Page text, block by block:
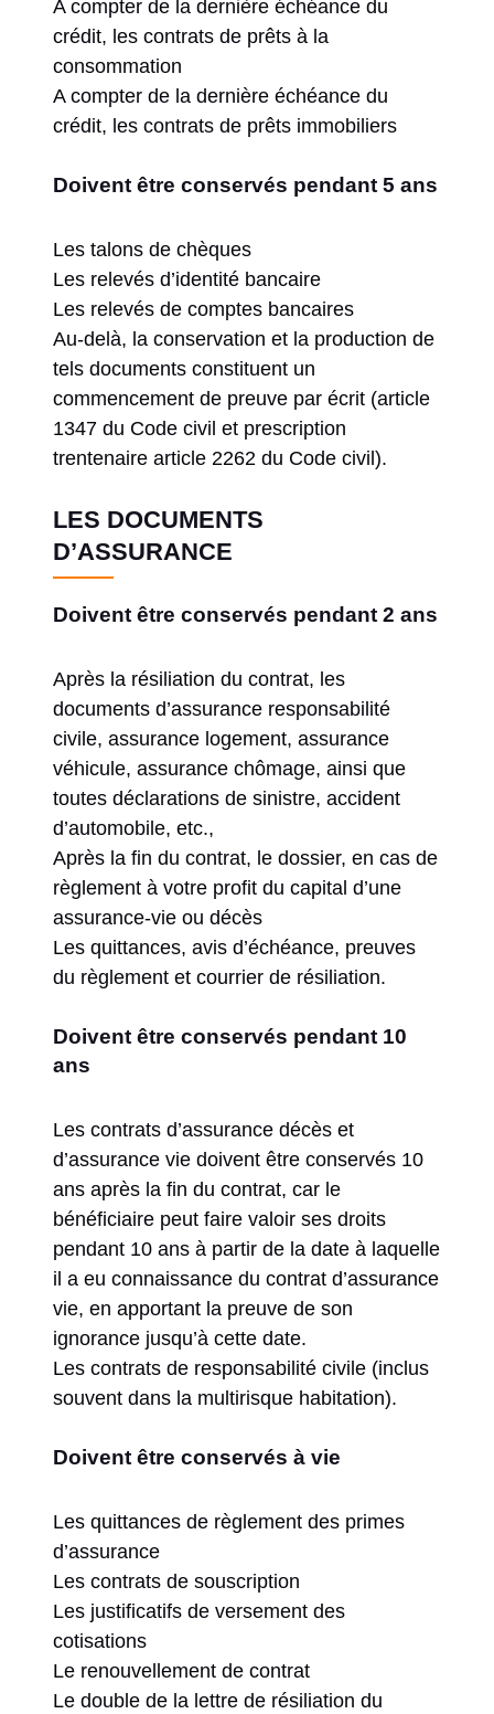
A compter de la dernière échéance du
crédit, les contrats de prêts à la
consommation
A compter de la dernière échéance du
crédit, les contrats de prêts immobiliers
Doivent être conservés pendant 5 ans
Les talons de chèques
Les relevés d’identité bancaire
Les relevés de comptes bancaires
Au-delà, la conservation et la production de
tels documents constituent un
commencement de preuve par écrit (article
1347 du Code civil et prescription
trentenaire article 2262 du Code civil).
LES DOCUMENTS
D’ASSURANCE
Doivent être conservés pendant 2 ans
Après la résiliation du contrat, les
documents d’assurance responsabilité
civile, assurance logement, assurance
véhicule, assurance chômage, ainsi que
toutes déclarations de sinistre, accident
d’automobile, etc.,
Après la fin du contrat, le dossier, en cas de
règlement à votre profit du capital d’une
assurance-vie ou décès
Les quittances, avis d’échéance, preuves
du règlement et courrier de résiliation.
Doivent être conservés pendant 10
ans
Les contrats d’assurance décès et
d’assurance vie doivent être conservés 10
ans après la fin du contrat, car le
bénéficiaire peut faire valoir ses droits
pendant 10 ans à partir de la date à laquelle
il a eu connaissance du contrat d’assurance
vie, en apportant la preuve de son
ignorance jusqu’à cette date.
Les contrats de responsabilité civile (inclus
souvent dans la multirisque habitation).
Doivent être conservés à vie
Les quittances de règlement des primes
d’assurance
Les contrats de souscription
Les justificatifs de versement des
cotisations
Le renouvellement de contrat
Le double de la lettre de résiliation du